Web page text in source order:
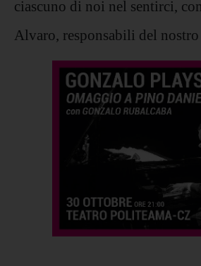
ciascuno di noi nel sentirci,
Alvaro, responsabili del